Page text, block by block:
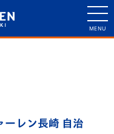
ーレン長崎 自治